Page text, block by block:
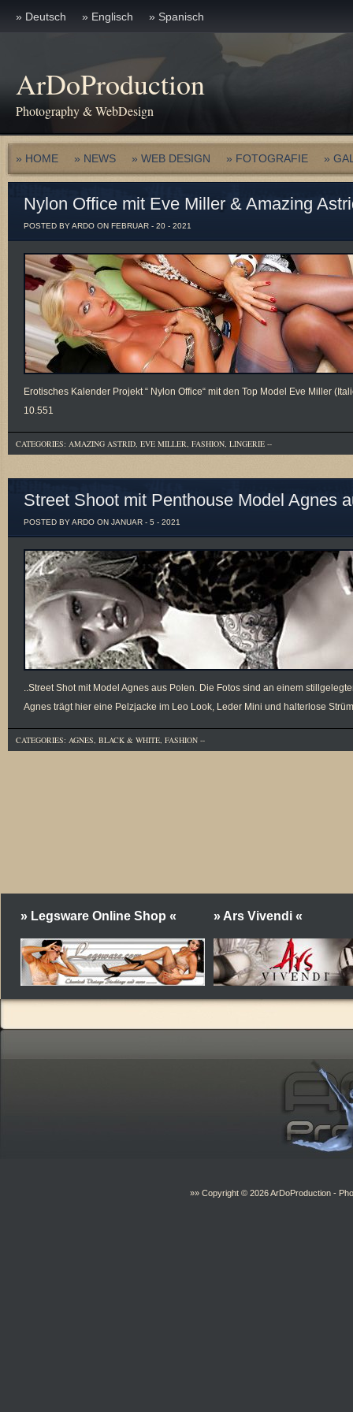
» Deutsch » Englisch » Spanisch
ArDoProduction
Photography & WebDesign
» HOME » NEWS » WEB DESIGN » FOTOGRAFIE »
Nylon Office mit Eve Miller & Amazing
POSTED BY ARDO ON FEBRUAR - 20 - 2021
Erotisches Kalender Projekt “ Nylon Office“ mit den Top Model Eve Miller
10.551
CATEGORIES: AMAZING ASTRID, EVE MILLER, FASHION, LINGERIE --
Street Shoot mit Penthouse Model Agnes
POSTED BY ARDO ON JANUAR - 5 - 2021
..Street Shot mit Model Agnes aus Polen. Die Fotos sind an einem
Agnes trägt hier eine Pelzjacke im Leo Look, Leder Mini und halterlose
CATEGORIES: AGNES, BLACK & WHITE, FASHION --
» Legsware Online Shop « » Ars Vivendi «
»» Copyright © 2026ArDoProduction -